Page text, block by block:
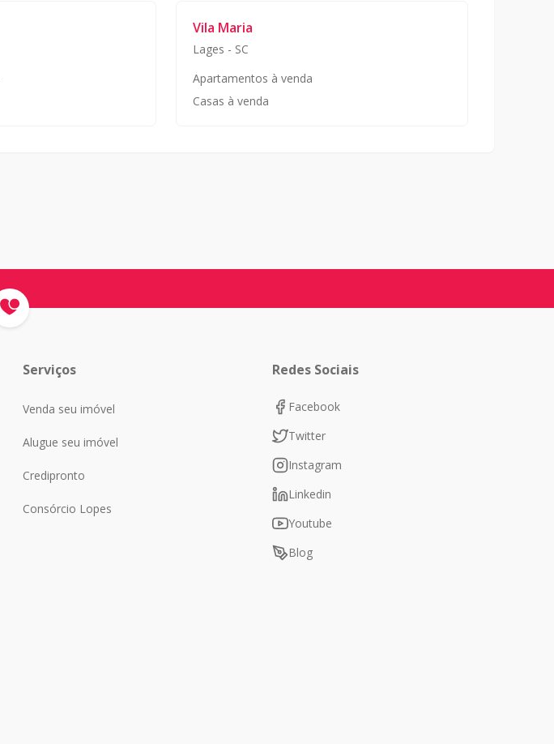
Vila Maria
Lages - SC
Apartamentos à venda
Casas à venda
Serviços
Venda seu imóvel
Alugue seu imóvel
Credipronto
Consórcio Lopes
Redes Sociais
Facebook
Twitter
Instagram
Linkedin
Youtube
Blog